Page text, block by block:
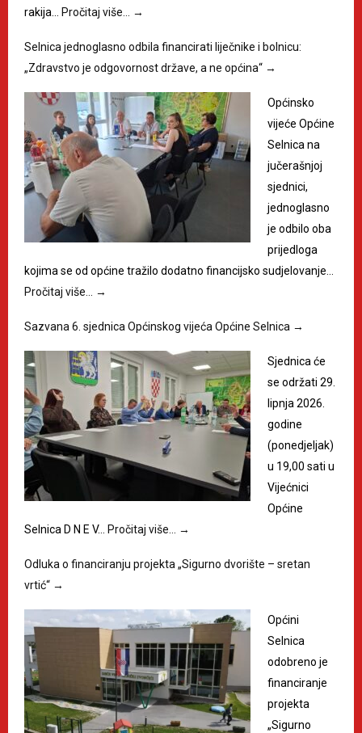
rakija… Pročitaj više… →
Selnica jednoglasno odbila financirati liječnike i bolnicu:
„Zdravstvo je odgovornost države, a ne općina“ →
Općinsko
vijeće Općine
Selnica na
jučerašnjoj
sjednici,
jednoglasno
je odbilo oba
prijedloga
kojima se od općine tražilo dodatno financijsko sudjelovanje…
Pročitaj više…
→
Sazvana 6. sjednica Općinskog vijeća Općine Selnica →
Sjednica će
se održati 29.
lipnja 2026.
godine
(ponedjeljak)
u 19,00 sati u
Vijećnici
Općine
Selnica D N E V… Pročitaj više… →
Odluka o financiranju projekta „Sigurno dvorište – sretan
vrtić“ →
Općini
Selnica
odobreno je
financiranje
projekta
„Sigurno